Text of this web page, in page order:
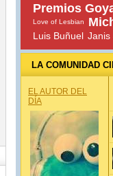
Premios
Love of Lesbian
Luis Buñuel Janis
LA COMUNIDAD
EL AUTOR DEL
DÍA